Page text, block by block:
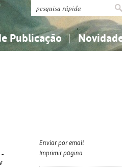
Publicação
Enviar por email
Imprimir página